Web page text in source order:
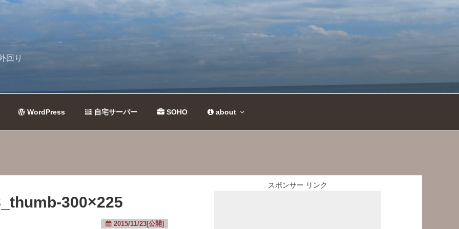
回り
WordPress 自宅サーバー SOHO about
300×225
2015/11/23[公開]
スポンサー リンク